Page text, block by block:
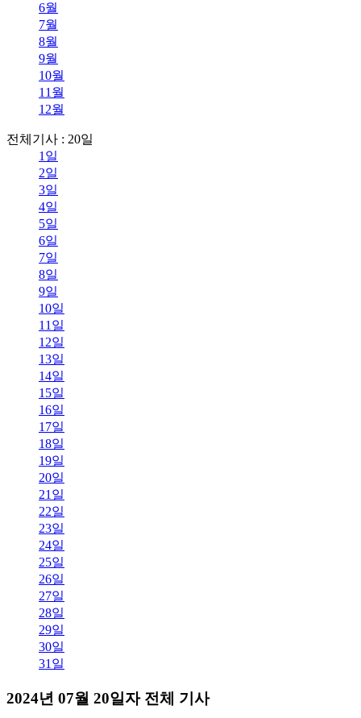
6월
7월
8월
9월
10월
11월
12월
전체기사 : 20일
1일
2일
3일
4일
5일
6일
7일
8일
9일
10일
11일
12일
13일
14일
15일
16일
17일
18일
19일
20일
21일
22일
23일
24일
25일
26일
27일
28일
29일
30일
31일
2024년 07월 20일자 전체 기사